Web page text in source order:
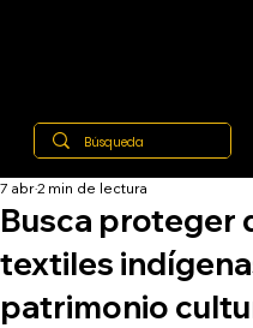
Busca proteger
textiles
patrimonio
7 abr2 min de lectura